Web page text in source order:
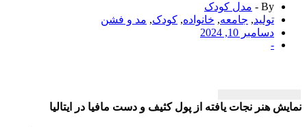
By -
مدل کودک
تولید
,جامعه,خانواده,کودک,مد و فشن
دسامبر 10, 2024
هنر نجات یافته از پول کثیف و دست مافیا در ایتالیا